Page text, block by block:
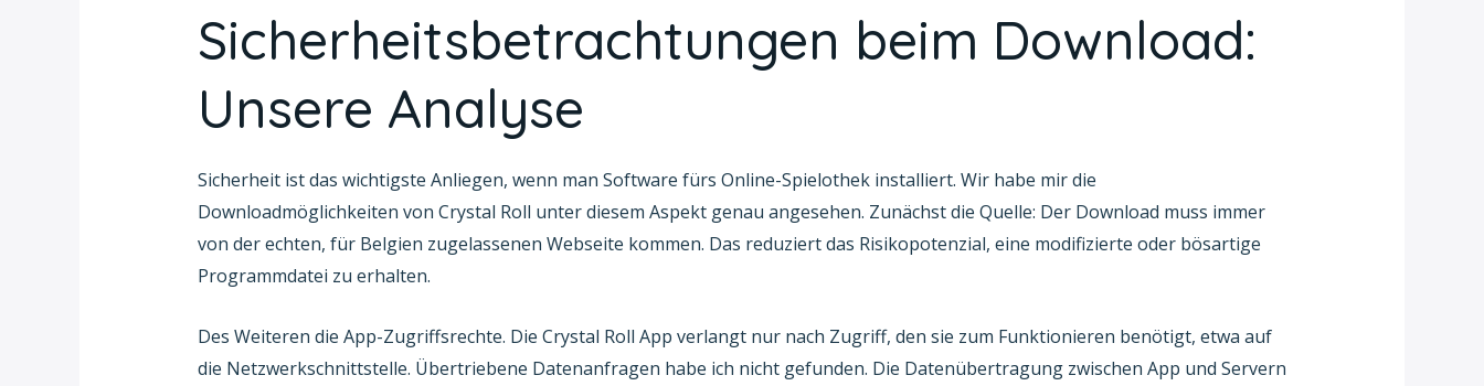
Sicherheitsbetrachtungen beim Download:
Unsere Analyse
Sicherheit ist das wichtigste Anliegen, wenn man Software fürs Online-Spielothek installiert. Wir habe mir die
Downloadmöglichkeiten von Crystal Roll unter diesem Aspekt genau angesehen. Zunächst die Quelle: Der Download muss immer
von der echten, für Belgien zugelassenen Webseite kommen. Das reduziert das Risikopotenzial, eine modifizierte oder bösartige
Programmdatei zu erhalten.
Des Weiteren die App-Zugriffsrechte. Die Crystal Roll App verlangt nur nach Zugriff, den sie zum Funktionieren benötigt, etwa auf
die Netzwerkschnittstelle. Übertriebene Datenanfragen habe ich nicht gefunden. Die Datenübertragung zwischen App und Servern